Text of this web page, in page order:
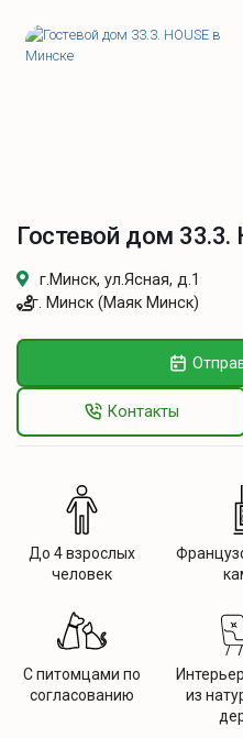
Гостевой дом 33.3.
г.Минск, ул.Ясная, д.1
г. Минск (Маяк Минск)
Контакты
До 4 взрослых
человек
С питомцами по
согласованию
из